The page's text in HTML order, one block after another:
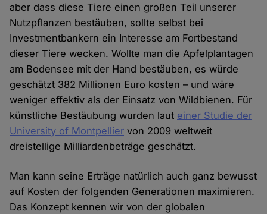
aber dass diese Tiere einen großen Teil unserer
Nutzpflanzen bestäuben, sollte selbst bei
Investmentbankern ein Interesse am Fortbestand
dieser Tiere wecken. Wollte man die Apfelplantagen
am Bodensee mit der Hand bestäuben, es würde
geschätzt 382 Millionen Euro kosten – und wäre
weniger effektiv als der Einsatz von Wildbienen. Für
künstliche Bestäubung wurden laut einer Studie der
University of Montpellier von 2009 weltweit
dreistellige Milliardenbeträge geschätzt.
Man kann seine Erträge natürlich auch ganz bewusst
auf Kosten der folgenden Generationen maximieren.
Das Konzept kennen wir von der globalen